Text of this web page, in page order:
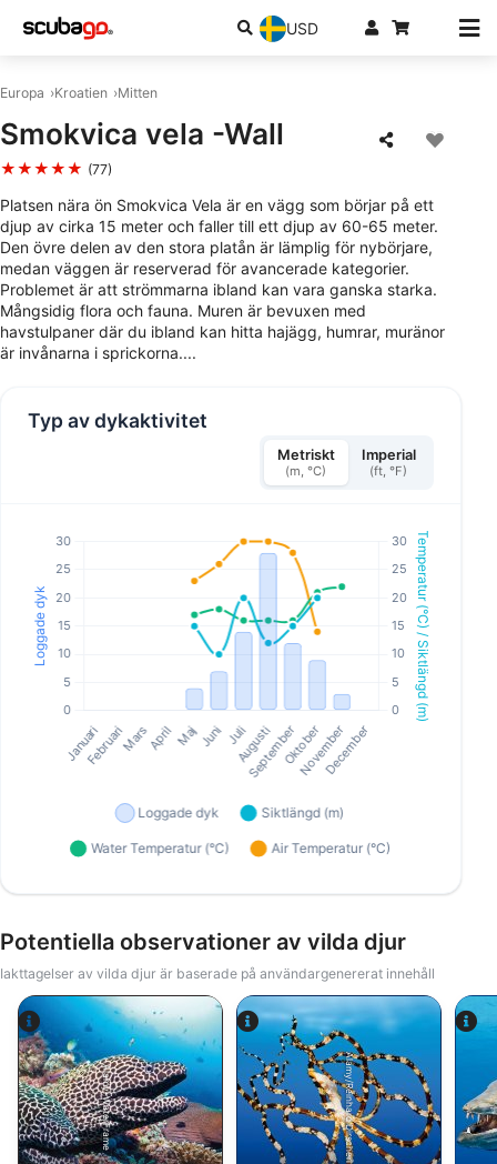
USD
Europa Kroatien Mitten
Smokvica vela -Wall
★★★★★ (77)
Platsen nära ön Smokvica Vela är en vägg som börjar på ett
djup av cirka 15 meter och faller till ett djup av 60-65 meter.
Den övre delen av den stora platån är lämplig för nybörjare,
medan väggen är reserverad för avancerade kategorier.
Problemet är att strömmarna ibland kan vara ganska starka.
Mångsidig flora och fauna. Muren är bevuxen med
havstulpaner där du ibland kan hitta hajägg, humrar, muränor
är invånarna i sprickorna....
Typ av dykaktivitet
Metriskt
(m, °C)
Imperial
(ft, °F)
Potentiella observationer av vilda djur
Iakttagelser av vilda djur är baserade på användargenererat innehåll
Alamy-WaterFrame Alamy/Reinhard Dirscherl